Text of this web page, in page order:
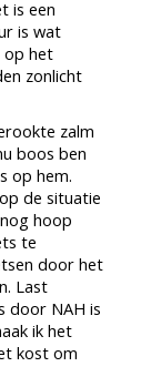
is een
is wat
op het
zonlicht
zalm
boos ben
op hem.
de situatie
hoop
te
door het
Last
door NAH is
ik het
kost om